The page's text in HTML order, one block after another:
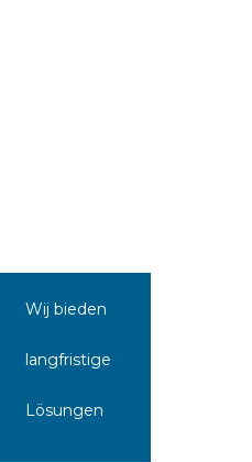
Wij bieden
langfristige
Lösungen